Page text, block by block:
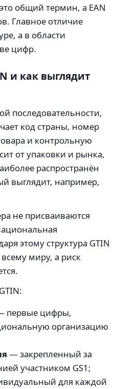
общий термин, а EAN
Главное отличие
а в области
цифр.
и как выглядит
последовательности,
код страны, номер
и контрольную
от упаковки и рынка,
распространён
выглядит, например,
не присваиваются
этому структура GTIN
миру, а риск
первые цифры,
организацию
— закрепленный за
участником GS1;
для каждой